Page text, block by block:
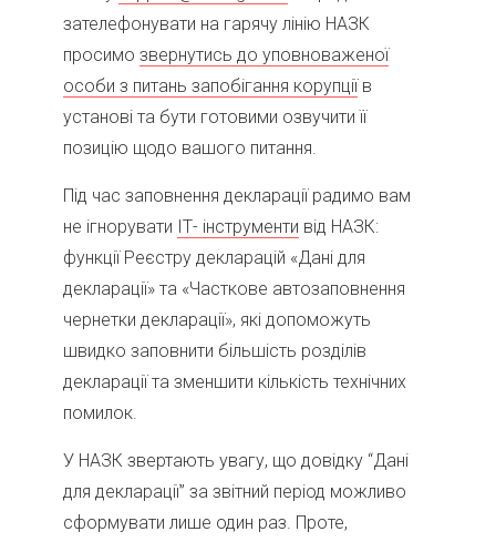
зателефонувати на гарячу лінію НАЗК
просимо звернутись до уповноваженої
особи з питань запобігання корупціїв
установі та бути готовими озвучити її
позицію щодо вашого питання.
Під час заповнення декларації радимо вам
не ігнорувати ІТ- інструменти від НАЗК:
функції Реєстру декларацій «Дані для
декларації» та «Часткове автозаповнення
чернетки декларації», які допоможуть
швидко заповнити більшість розділів
декларації та зменшити кількість технічних
помилок.
У НАЗК звертають увагу, що довідку “Дані
для декларації” за звітний період можливо
сформувати лише один раз. Проте,